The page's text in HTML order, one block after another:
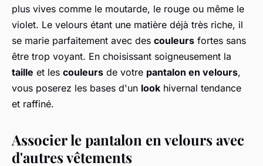
plus vives comme le moutarde, le rouge ou même le
violet. Le velours étant une matière déjà très riche, il
se marie parfaitement avec des couleurs fortes sans
être trop voyant. En choisissant soigneusement la
taille et les couleurs de votre pantalon en velours,
vous poserez les bases d'un look hivernal tendance
et raffiné.
Associer le pantalon en velours avec
d'autres vêtements